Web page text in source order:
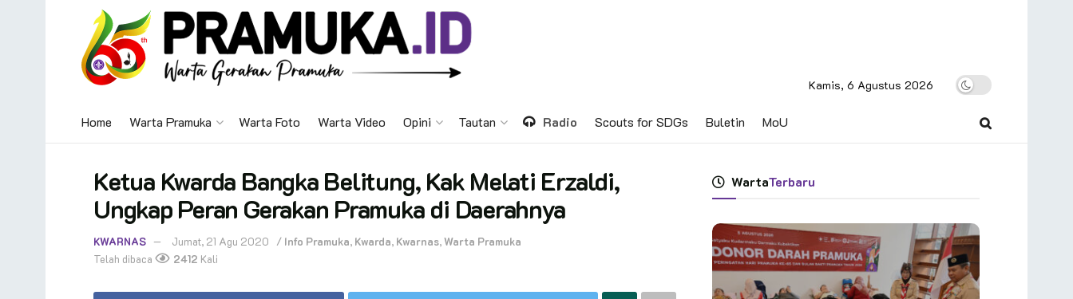
Kamis, 6 Agustus 2026
Home Warta Pramuka Warta Foto Warta Video Opini Tautan Radio Scouts for SDGs Buletin MoU
Ketua Kwarda Bangka Belitung, Kak Melati Erzaldi,
Ungkap Peran Gerakan Pramuka di Daerahnya
KWARNAS Jumat, 21 Agu 2020 / Info Pramuka, Kwarda, Kwarnas,Warta Pramuka
Telah dibaca
2412 Kali
WartaTerbaru